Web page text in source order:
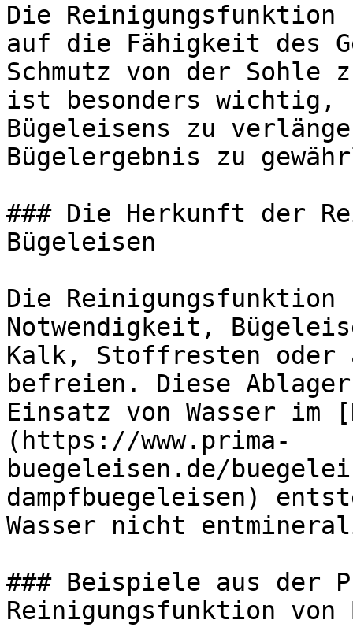
Die
auf die Fähigkeit des
Schmutz von der Sohle
ist besonders wichtig,
Bügeleisens zu
Bügelergebnis zu
### Die Herkunft der
Bügeleisen
Die
Notwendigkeit,
Kalk, Stoffresten oder
befreien. Diese
Einsatz von Wasser im
(https://www.prima-
buegeleisen.de/
dampfbuegeleisen)
Wasser nicht
### Beispiele aus der
Reinigungsfunktion von